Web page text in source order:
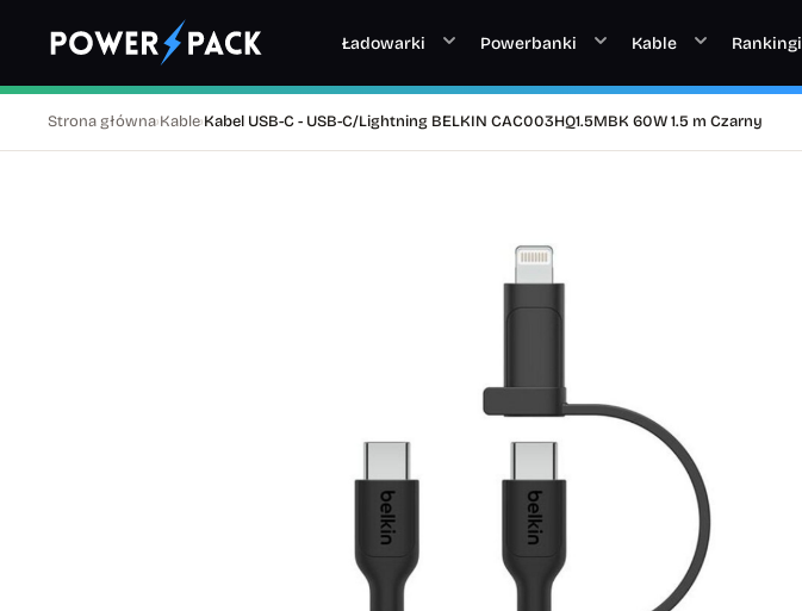
Ładowarki Powerbanki Kable Rankingi
Strona główna›Kable›Kabel USB-C - USB-C/Lightning BELKIN CAC003HQ1.5MBK 60W 1.5 m Czarny